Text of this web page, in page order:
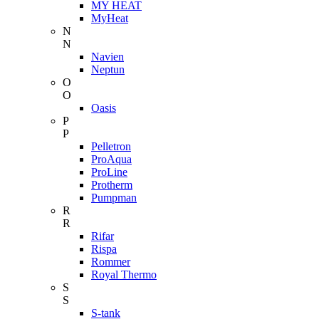
MY HEAT
MyHeat
N
N
Navien
Neptun
O
O
Oasis
P
P
Pelletron
ProAqua
ProLine
Protherm
Pumpman
R
R
Rifar
Rispa
Rommer
Royal Thermo
S
S
S-tank